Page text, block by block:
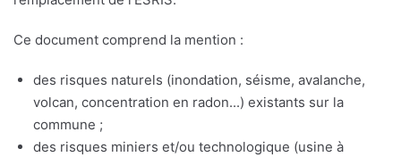
Ce document comprend la mention :
des risques naturels (inondation, séisme, avalanche,
volcan, concentration en radon...) existants sur la
commune ;
des risques miniers et/ou technologique (usine à